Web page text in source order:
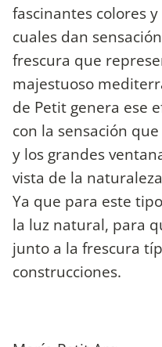
fascinantes colores
cuales dan
frescura que
majestuoso
de Petit genera ese
con la sensación
y los grandes
vista de la
Ya que para este
la luz natural, para
junto a la frescura
construcciones.